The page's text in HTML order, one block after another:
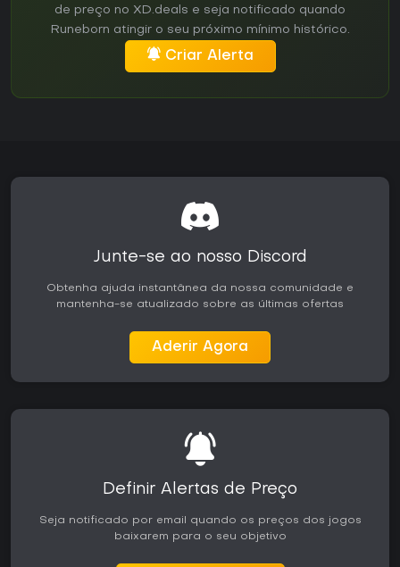
de preço no XD.deals e seja notificado quando
Runeborn atingir o seu próximo mínimo histórico.
Criar Alerta
Junte-se ao nosso Discord
Obtenha ajuda instantânea da nossa comunidade e
mantenha-se atualizado sobre as últimas ofertas
Aderir Agora
Definir Alertas de Preço
Seja notificado por email quando os preços dos jogos
baixarem para o seu objetivo